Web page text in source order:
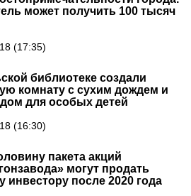
может получить 100 тысяч
(17:35)
библиотеке создали
комнату с сухим дождем и
для особых детей
(16:30)
пакета акций
могут продать
инвестору после 2020 года